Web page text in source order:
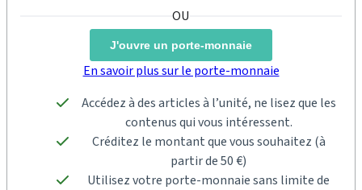
J'ouvre un porte-monnaie
En savoir plus sur le porte-monnaie
Accédez à des articles à l’unité, ne lisez que les
contenus qui vous intéressent.
Créditez le montant que vous souhaitez (à
partir de 50 €)
Utilisez votre porte-monnaie sans limite de